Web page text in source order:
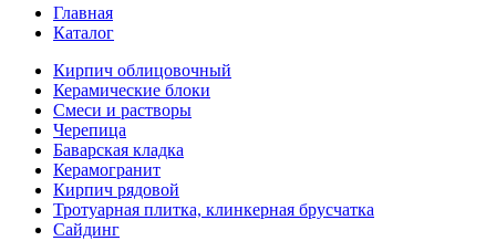
Главная
Каталог
Кирпич облицовочный
Керамические блоки
Смеси и растворы
Черепица
Баварская кладка
Керамогранит
Кирпич рядовой
Тротуарная плитка, клинкерная брусчатка
Сайдинг